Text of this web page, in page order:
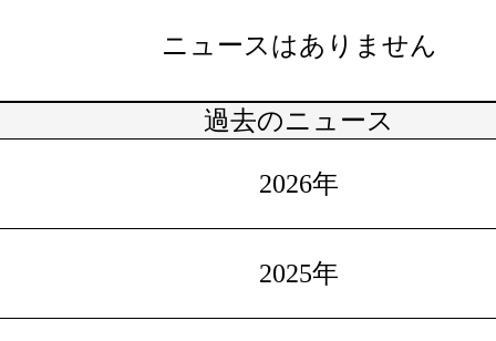
ニュースはありません
過去のニュース
2026年
2025年